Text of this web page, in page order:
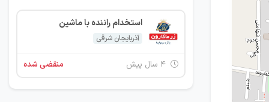
استخدام راننده با ماشین
آذربایجان شرقی
منقضی شده